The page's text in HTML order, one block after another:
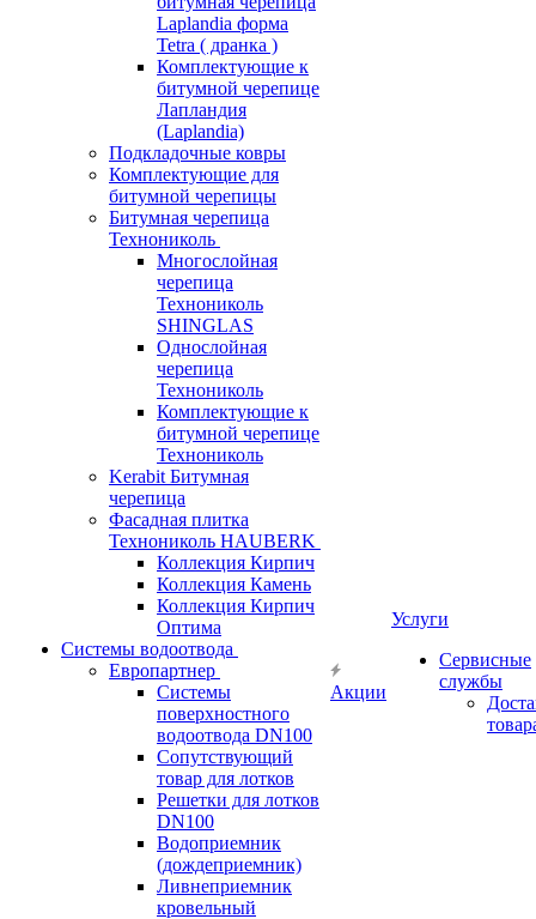
Laplandia форма
Tetra ( дранка )
Комплектующие к
битумной черепице
Лапландия
(Laplandia)
Подкладочные ковры
Комплектующие для
битумной черепицы
Битумная черепица
Технониколь
Многослойная
черепица
Технониколь
SHINGLAS
Однослойная
черепица
Технониколь
Комплектующие к
битумной черепице
Технониколь
Kerabit Битумная
черепица
Фасадная плитка
Технониколь HAUBERK
Кол​лекция Кирпич
Кол​лекция Камень
Коллекция Кирпич
Оптима
Системы водоотвода
Европартнер
Системы
поверхностного
водоотвода DN100
Сопутствующий
товар для лотков
Решетки для лотков
DN100
Водоприемник
(дождеприемник)
Ливнеприемник
кровельный
Акции
Услуги
Сервисные
службы